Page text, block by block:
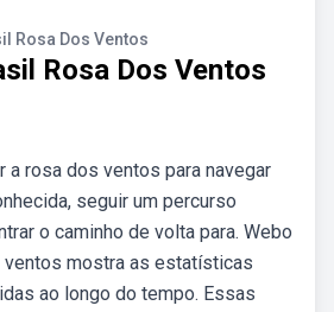
Rosa Dos Ventos
Rosa Dos Ventos
a rosa dos ventos para navegar
seguir um percurso
o caminho de volta para. Webo
mostra as estatísticas
ao longo do tempo. Essas